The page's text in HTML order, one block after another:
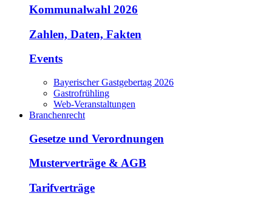
Kommunalwahl 2026
Zahlen, Daten, Fakten
Events
Bayerischer Gastgebertag 2026
Gastrofrühling
Web-Veranstaltungen
Branchenrecht
Gesetze und Verordnungen
Musterverträge & AGB
Tarifverträge